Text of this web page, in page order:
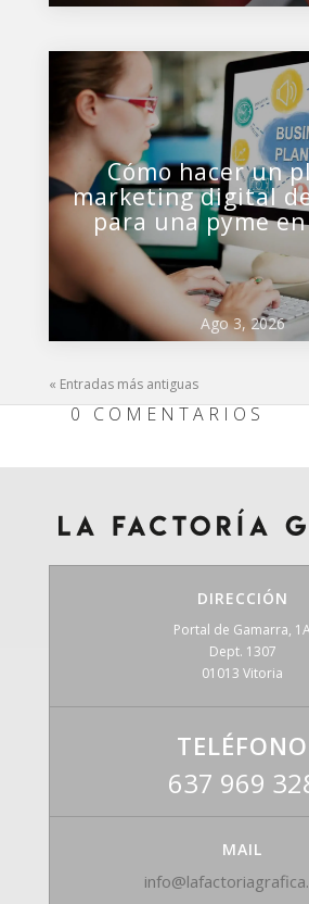
Cómo hacer un
marketing digital
para una pyme
Ago 3, 2026
« Entradas más antiguas
0 COMENTARIOS
DIRECCIÓN
Portal de Gamarra,
Dept. 1307
01013 Vitoria
TELÉFONO
637 969
MAIL